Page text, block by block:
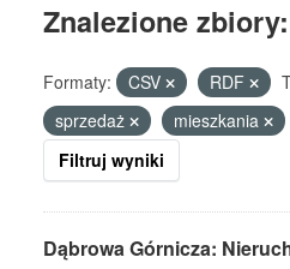
Znalezione
Formaty: CSV RDF
sprzedaż
mieszkania
Filtruj wyniki
Dąbrowa Górnicza: